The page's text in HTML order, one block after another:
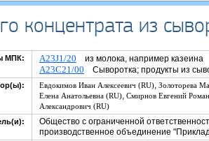
концентрата из
МПК: A23J1/20 из молока, например казеина
A23C21/00 Сыворотка; продукты из
Евдокимов Иван Алексеевич (RU), Золоторева
Елена Анатольевна (RU), Смирнов Евгений
Александрович (RU)
Общество с ограниченной
производственное объединение